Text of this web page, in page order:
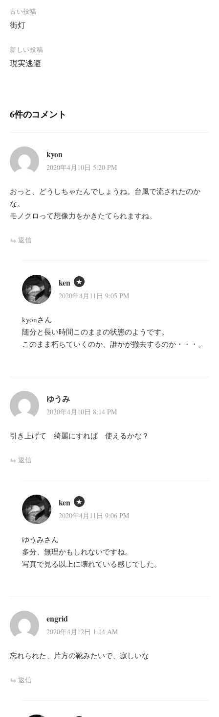
投
稿
ナ
ビ
ゲ
ョ
古い投稿
街灯
新しい投稿
現実逃避
6件のコメント
kyon
2020年4月10日 5:20 PM
おっと、どうしちゃたんでしょうね。台風で流されたのか
な。
モノクロって想像力をかきたてられますね。
返信
ken
2020年4月11日 9:05 PM
kyonさん
随分と長い時間このままの状態のようです。
このまま朽ちていくのか、誰かが撤去するのか・・・。
ゆうみ
2020年4月10日 8:14 PM
引き上げて 綺麗にすれば 使えるかな？
返信
ken
2020年4月11日 9:06 PM
ゆうみさん
多分、無理かもしれないですね。
写真で見る以上に壊れている感じでした。
engrid
2020年4月12日 1:14 AM
忘れられた、片方の靴みたいで、寂しいな
返信